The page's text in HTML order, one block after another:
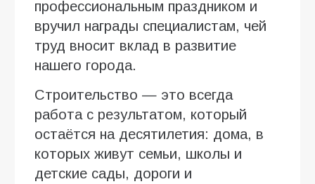
профессиональным праздником и
вручил награды специалистам, чей
труд вносит вклад в развитие
нашего города.
Строительство — это всегда
работа с результатом, который
остаётся на десятилетия: дома, в
которых живут семьи, школы и
детские сады, дороги и